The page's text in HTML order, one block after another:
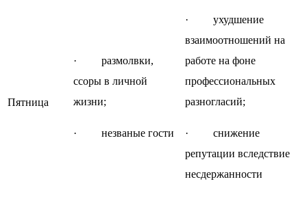
Пятница
· размолвки,
ссоры в личной
жизни;
· незваные гости
· ухудшение
взаимоотношений на
работе на фоне
профессиональных
разногласий;
· снижение
репутации вследствие
несдержанности